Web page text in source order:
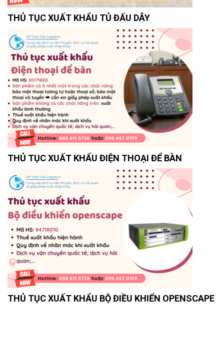
THỦ TỤC XUẤT KHẨU TỦ ĐẤU DÂY
THỦ TỤC XUẤT KHẨU ĐIỆN THOẠI ĐỂ BÀN
THỦ TỤC XUẤT KHẨU BỘ ĐIỀU KHIỂN OPENSCAPE